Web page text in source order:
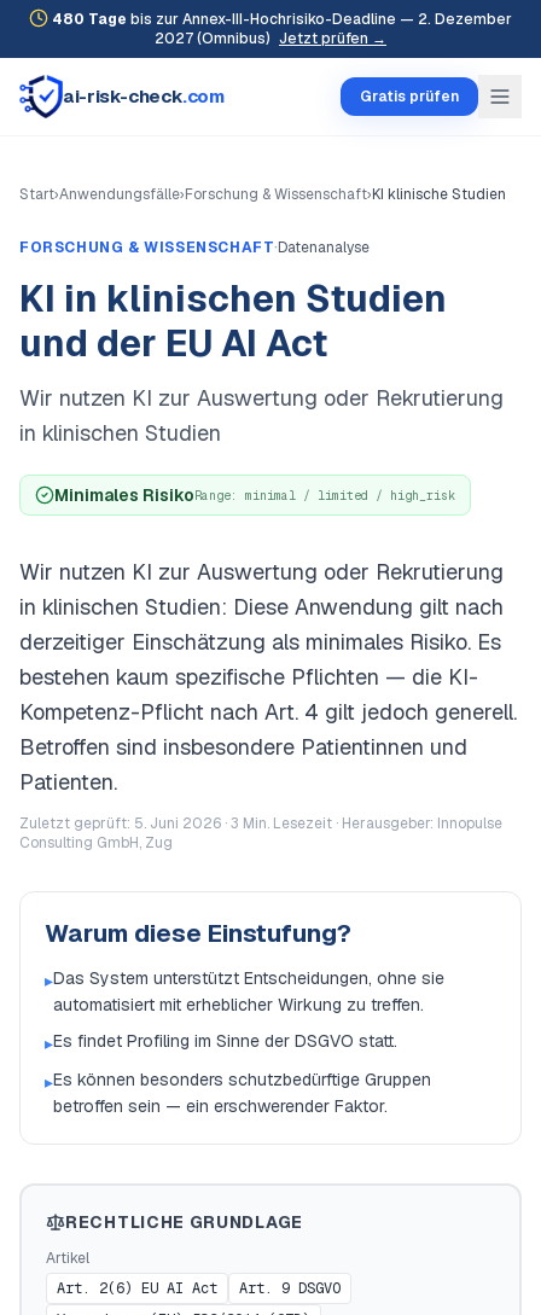
480 Tage bis zur Annex-III-Hochrisiko-Deadline — 2. Dezember
2027 (Omnibus) Jetzt prüfen →
ai-risk-check.com Gratis prüfen
Start›Anwendungsfälle›Forschung & Wissenschaft›KI klinische Studien
FORSCHUNG & WISSENSCHAFT·Datenanalyse
KI in klinischen Studien
und der EU AI Act
Wir nutzen KI zur Auswertung oder Rekrutierung
in klinischen Studien
Minimales RisikoRange: minimal / limited / high_risk
Wir nutzen KI zur Auswertung oder Rekrutierung
in klinischen Studien: Diese Anwendung gilt nach
derzeitiger Einschätzung als minimales Risiko. Es
bestehen kaum spezifische Pflichten — die KI-
Kompetenz-Pflicht nach Art. 4 gilt jedoch generell.
Betroffen sind insbesondere Patientinnen und
Patienten.
Zuletzt geprüft: 5. Juni 2026 ·3 Min. Lesezeit · Herausgeber: Innopulse
Consulting GmbH, Zug
Warum diese Einstufung?
▸Das System unterstützt Entscheidungen, ohne sie
automatisiert mit erheblicher Wirkung zu treffen.
▸Es findet Profiling im Sinne der DSGVO statt.
▸Es können besonders schutzbedürftige Gruppen
betroffen sein — ein erschwerender Faktor.
RECHTLICHE GRUNDLAGE
Artikel
Art. 2(6) EU AI Act
Art. 9 DSGVO